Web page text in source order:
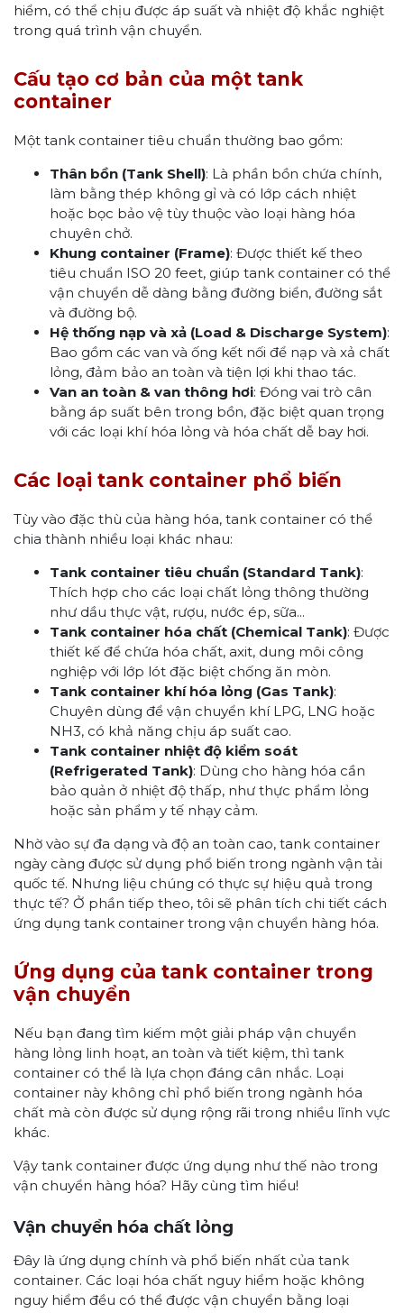
hiểm, có thể chịu được áp suất và nhiệt độ khắc nghiệt
trong quá trình vận chuyển.
Cấu tạo cơ bản của một tank
container
Một tank container tiêu chuẩn thường bao gồm:
Thân bồn (Tank Shell): Là phần bồn chứa chính,
làm bằng thép không gỉ và có lớp cách nhiệt
hoặc bọc bảo vệ tùy thuộc vào loại hàng hóa
chuyên chở.
Khung container (Frame): Được thiết kế theo
tiêu chuẩn ISO 20 feet, giúp tank container có thể
vận chuyển dễ dàng bằng đường biển, đường sắt
và đường bộ.
Hệ thống nạp và xả (Load & Discharge System):
Bao gồm các van và ống kết nối để nạp và xả chất
lỏng, đảm bảo an toàn và tiện lợi khi thao tác.
Van an toàn & van thông hơi: Đóng vai trò cân
bằng áp suất bên trong bồn, đặc biệt quan trọng
với các loại khí hóa lỏng và hóa chất dễ bay hơi.
Các loại tank container phổ biến
Tùy vào đặc thù của hàng hóa, tank container có thể
chia thành nhiều loại khác nhau:
Tank container tiêu chuẩn (Standard Tank):
Thích hợp cho các loại chất lỏng thông thường
như dầu thực vật, rượu, nước ép, sữa...
Tank container hóa chất (Chemical Tank): Được
thiết kế để chứa hóa chất, axit, dung môi công
nghiệp với lớp lót đặc biệt chống ăn mòn.
Tank container khí hóa lỏng (Gas Tank):
Chuyên dùng để vận chuyển khí LPG, LNG hoặc
NH3, có khả năng chịu áp suất cao.
Tank container nhiệt độ kiểm soát
(Refrigerated Tank): Dùng cho hàng hóa cần
bảo quản ở nhiệt độ thấp, như thực phẩm lỏng
hoặc sản phẩm y tế nhạy cảm.
Nhờ vào sự đa dạng và độ an toàn cao, tank container
ngày càng được sử dụng phổ biến trong ngành vận tải
quốc tế. Nhưng liệu chúng có thực sự hiệu quả trong
thực tế? Ở phần tiếp theo, tôi sẽ phân tích chi tiết cách
ứng dụng tank container trong vận chuyển hàng hóa.
Ứng dụng của tank container trong
vận chuyển
Nếu bạn đang tìm kiếm một giải pháp vận chuyển
hàng lỏng linh hoạt, an toàn và tiết kiệm, thì tank
container có thể là lựa chọn đáng cân nhắc. Loại
container này không chỉ phổ biến trong ngành hóa
chất mà còn được sử dụng rộng rãi trong nhiều lĩnh vực
khác.
Vậy tank container được ứng dụng như thế nào trong
vận chuyển hàng hóa? Hãy cùng tìm hiểu!
Vận chuyển hóa chất lỏng
Đây là ứng dụng chính và phổ biến nhất của tank
container. Các loại hóa chất nguy hiểm hoặc không
nguy hiểm đều có thể được vận chuyển bằng loại